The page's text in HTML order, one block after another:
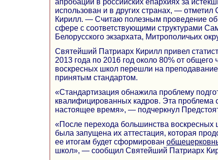
апробации в российских епархиях за
использован и в других странах, —
Кирилл. — Считаю полезным проведение
сфере с соответствующими структурами
Белорусского экзархата, Митрополичьих
Святейший Патриарх Кирилл привел
2013 года по 2016 год около 80% от общего
воскресных школ перешли на преподавание
принятым стандартом.
«Стандартизация обнажила проблему
квалифицированных кадров. Эта проблема
настоящее время», — подчеркнул
«После перехода большинства воскресных
была запущена их аттестация, которая
ее итогам будет сформирован
школ», — сообщил Святейший Патриарх